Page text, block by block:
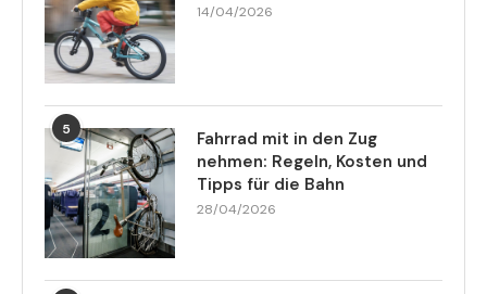
14/04/2026
5
Fahrrad mit in den Zug
nehmen: Regeln, Kosten und
Tipps für die Bahn
28/04/2026